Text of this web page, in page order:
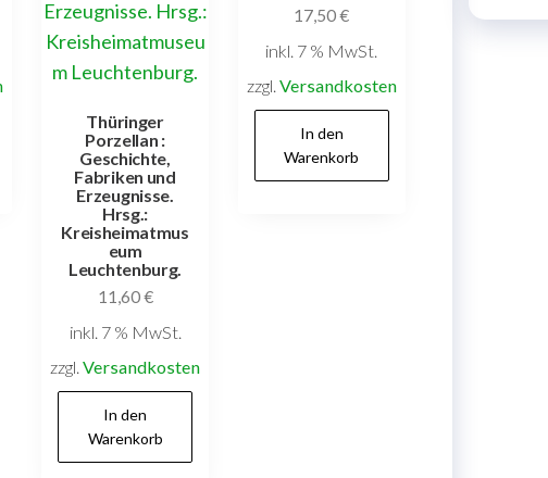
Thüringer
Porzellan :
Geschichte,
Fabriken und
Erzeugnisse.
Hrsg.:
Kreisheimatmus
eum
Leuchtenburg.
11,60€
inkl. 7 % MwSt.
zzgl.Versandkosten
In den
Warenkorb
17,50€
inkl. 7 % MwSt.
zzgl. Versandkosten
In den
Warenkorb